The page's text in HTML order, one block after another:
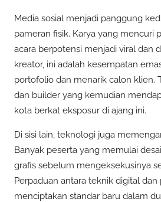
Media sosial menjadi panggung
pameran fisik. Karya yang mencuri
acara berpotensi menjadi viral dan
kreator, ini adalah kesempatan
portofolio dan menarik calon klien.
dan builder yang kemudian
kota berkat eksposur di ajang ini.
Di sisi lain, teknologi juga
Banyak peserta yang memulai
grafis sebelum mengeksekusinya
Perpaduan antara teknik digital
menciptakan standar baru dalam